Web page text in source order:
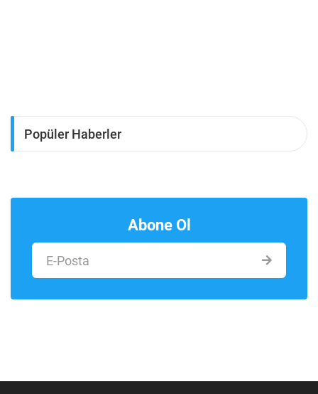
Popüler Haberler
Abone Ol